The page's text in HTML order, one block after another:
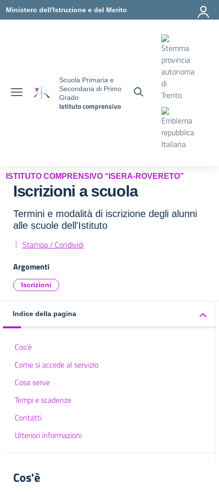
Vai ai contenuti
Vai al menu di navigazione
Vai al footer
Ministero dell'Istruzione e del Merito
Scuola Primaria e
Secondaria di Primo
Grado
Istituto comprensivo
ISTITUTO COMPRENSIVO “ISERA-ROVERETO”
Iscrizioni a scuola
Termini e modalità di iscrizione degli alunni
alle scuole dell'Istituto
Stampa / Condividi
Argomenti
Iscrizioni
Indice della pagina
Cos'è
Come si accede al servizio
Cosa serve
Tempi e scadenze
Contatti
Ulteriori informazioni
Cos'è